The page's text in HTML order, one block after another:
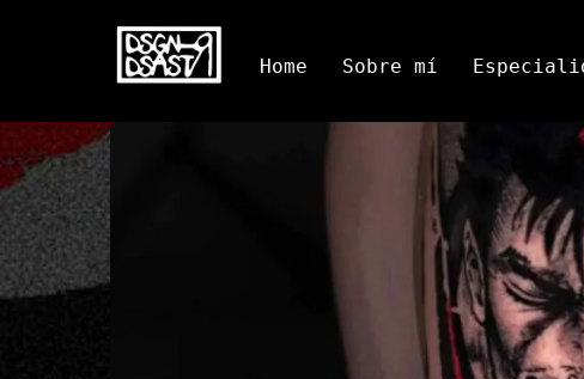
Home Sobre mí